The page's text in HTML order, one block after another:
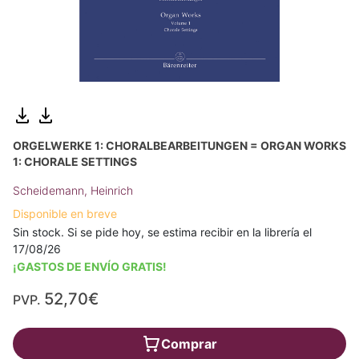
ORGELWERKE 1: CHORALBEARBEITUNGEN = ORGAN WORKS
1: CHORALE SETTINGS
Scheidemann, Heinrich
Disponible en breve
Sin stock. Si se pide hoy, se estima recibir en la librería el
17/08/26
¡GASTOS DE ENVÍO GRATIS!
PVP. 52,70€
Comprar